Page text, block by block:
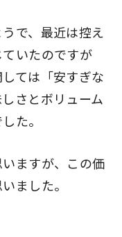
で、最近は控え
いたのですが
ては「安すぎな
さとボリューム
た。
ますが、この価
ました。